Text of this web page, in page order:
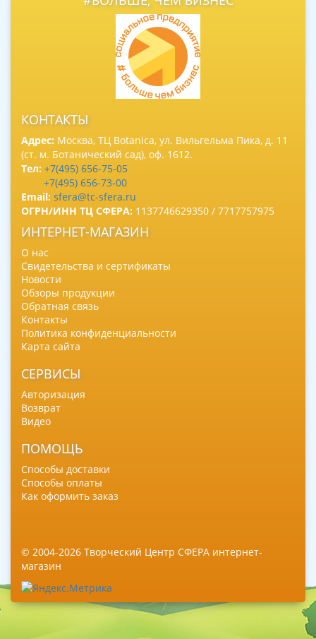
КОНТАКТЫ
Адрес: Москва, ТЦ Botanica, ул. Вильгельма Пика, д. 11
(ст. м. Ботанический сад), оф. 1612.
Тел: +7(495) 656-75-05
+7(495) 656-73-00
Email: sfera@tc-sfera.ru
ОГРН/ИНН ТЦ СФЕРА: 1137746629350 / 7717757975
ИНТЕРНЕТ-МАГАЗИН
О нас
Свидетельства и сертификаты
Новости
Обзоры продукции
Обратная связь
Контакты
Политика конфиденциальности
Карта сайта
СЕРВИСЫ
Авторизация
Возврат
Видео
ПОМОЩЬ
Способы доставки
Способы оплаты
Как оформить заказ
© 2004-2026 Творческий Центр СФЕРА интернет-
магазин